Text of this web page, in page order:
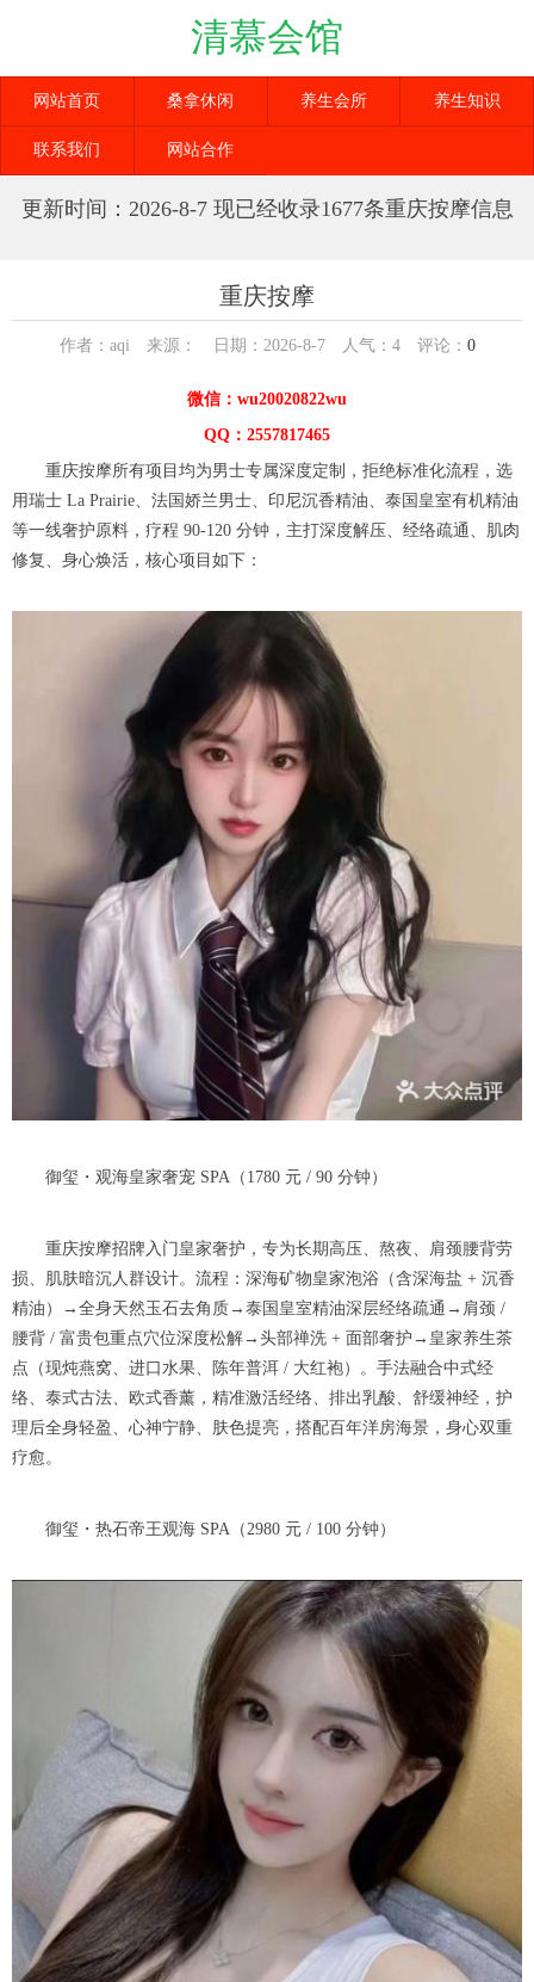
清慕会馆
网站首页 桑拿休闲 养生会所 养生知识
联系我们 网站合作
更新时间：2026-8-7 现已经收录1677条重庆按摩信息
重庆按摩
作者：aqi 来源： 日期：2026-8-7 人气： 4评论： 0
微信：wu20020822wu
QQ：2557817465
重庆按摩所有项目均为男士专属深度定制，拒绝标准化流程，选
用瑞士 La Prairie、法国娇兰男士、印尼沉香精油、泰国皇室有机精油
等一线奢护原料，疗程 90-120 分钟，主打深度解压、经络疏通、肌肉
修复、身心焕活，核心项目如下：
御玺・观海皇家奢宠 SPA（1780 元 / 90 分钟）
重庆按摩招牌入门皇家奢护，专为长期高压、熬夜、肩颈腰背劳
损、肌肤暗沉人群设计。流程：深海矿物皇家泡浴（含深海盐 + 沉香
精油）→全身天然玉石去角质→泰国皇室精油深层经络疏通→肩颈 /
腰背 / 富贵包重点穴位深度松解→头部禅洗 + 面部奢护→皇家养生茶
点（现炖燕窝、进口水果、陈年普洱 / 大红袍）。手法融合中式经
络、泰式古法、欧式香薰，精准激活经络、排出乳酸、舒缓神经，护
理后全身轻盈、心神宁静、肤色提亮，搭配百年洋房海景，身心双重
疗愈。
御玺・热石帝王观海 SPA（2980 元 / 100 分钟）